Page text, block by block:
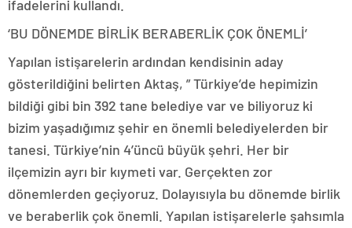
ifadelerini kullandı.
‘BU DÖNEMDE BİRLİK BERABERLİK ÇOK ÖNEMLİ’
Yapılan istişarelerin ardından kendisinin aday
gösterildiğini belirten Aktaş, ” Türkiye’de hepimizin
bildiği gibi bin 392 tane belediye var ve biliyoruz ki
bizim yaşadığımız şehir en önemli belediyelerden bir
tanesi. Türkiye’nin 4’üncü büyük şehri. Her bir
ilçemizin ayrı bir kıymeti var. Gerçekten zor
dönemlerden geçiyoruz. Dolayısıyla bu dönemde birlik
ve beraberlik çok önemli. Yapılan istişarelerle şahsımla